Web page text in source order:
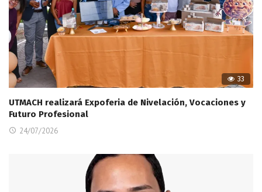
33
UTMACH realizará Expoferia de Nivelación, Vocaciones y
Futuro Profesional
24/07/2026